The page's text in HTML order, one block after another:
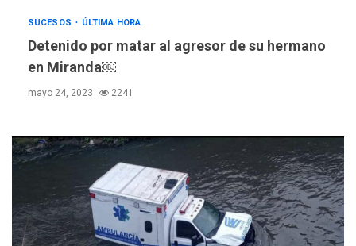
SUCESOS ÚLTIMA HORA
Detenido por matar al agresor de su hermano
en Miranda￼
mayo 24, 2023 2241